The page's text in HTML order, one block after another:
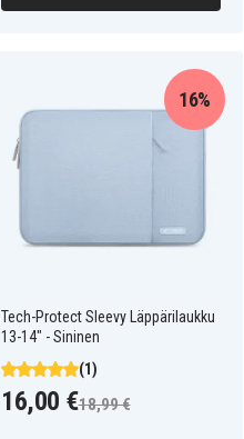
Tech-Protect Sleevy Läppärilaukku
13-14" - Sininen
(1)
16%
16,00 €18,99 €